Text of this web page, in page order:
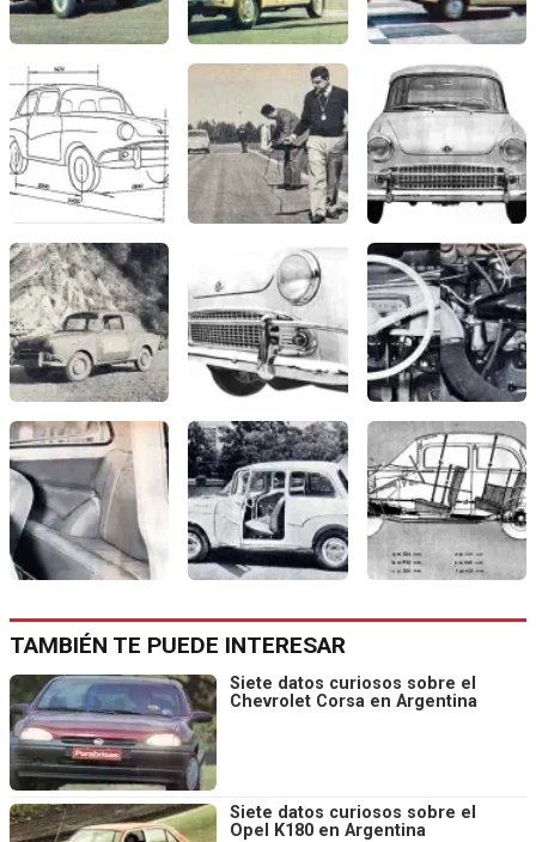
TAMBIÉN TE PUEDE INTERESAR
Siete datos curiosos sobre el
Chevrolet Corsa en Argentina
Siete datos curiosos sobre el
Opel K180 en Argentina